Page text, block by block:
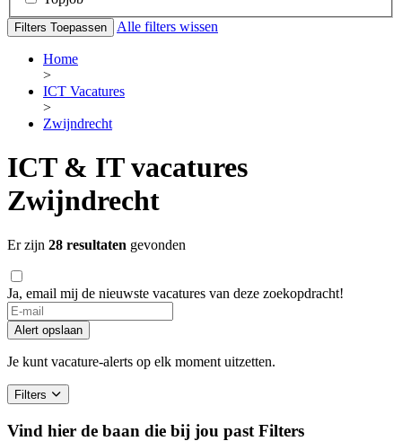
Filters Toepassen Alle filters wissen
Home
>
ICT Vacatures
>
Zwijndrecht
ICT & IT vacatures
Zwijndrecht
Er zijn 28 resultaten gevonden
Ja, email mij de nieuwste vacatures van deze zoekopdracht!
Alert opslaan
Je kunt vacature-alerts op elk moment uitzetten.
Filters
Vind hier de baan die bij jou past Filters